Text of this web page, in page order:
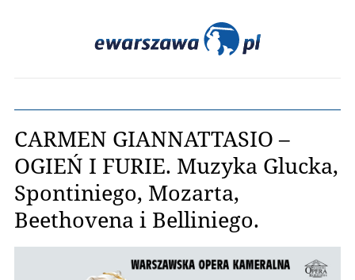
CARMEN GIANNATTASIO –
OGIEŃ I FURIE. Muzyka Glucka,
Spontiniego, Mozarta,
Beethovena i Belliniego.